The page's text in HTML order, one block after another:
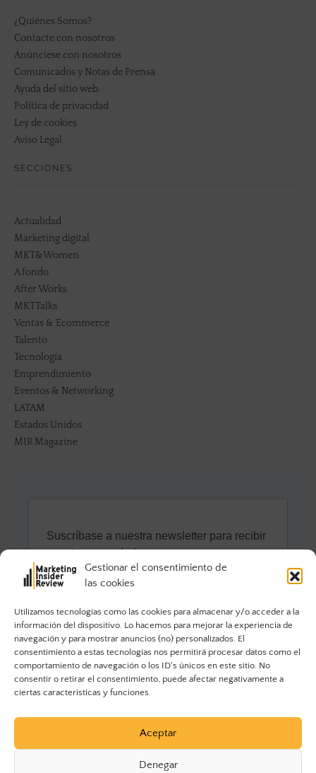
Gestionar el consentimiento de
las cookies
Utilizamos tecnologías como las cookies para almacenar y/o acceder a la
información del dispositivo. Lo hacemos para mejorar la experiencia de
navegación y para mostrar anuncios (no) personalizados. El
consentimiento a estas tecnologías nos permitirá procesar datos como el
comportamiento de navegación o los ID's únicos en este sitio. No
consentir o retirar el consentimiento, puede afectar negativamente a
ciertas características y funciones.
Aceptar
Denegar
¿Quiénes Somos?
Contacte con nosotros
Anúnciese con nosotros
Comunicados y Notas de Prensa
Ayuda del sitio web
Política de privacidad
Ley de cookies
Aviso Legal
SECCIONES
Actualidad
Marketing digital
MKT&Women
A fondo
After Works
MKTTalks
Ventas & Ecommerce
Talento
Tecnología
Emprendimiento
Eventos & Networking
LATAM
Estados Unidos
MIR Magazine